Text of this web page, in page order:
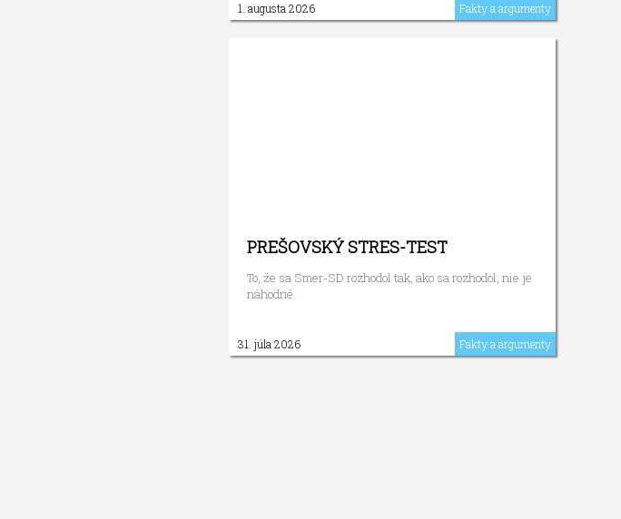
1. augusta 2026 Fakty a argumenty
PREŠOVSKÝ STRES-TEST
To, že sa Smer-SD rozhodol tak, ako sa rozhodol, nie je
náhodné.
31. júla 2026 Fakty a argumenty